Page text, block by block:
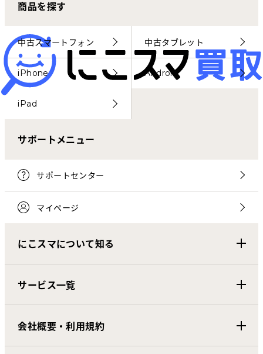
にこスマ通信
マイページ
商品を探す
中古スマートフォン 中古タブレット
iPhone Android
iPad
サポートメニュー
サポートセンター
マイページ
にこスマについて知る
サービス一覧
会社概要・利用規約